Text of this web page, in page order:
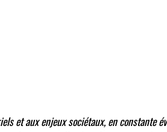
et aux enjeux sociétaux, en constante